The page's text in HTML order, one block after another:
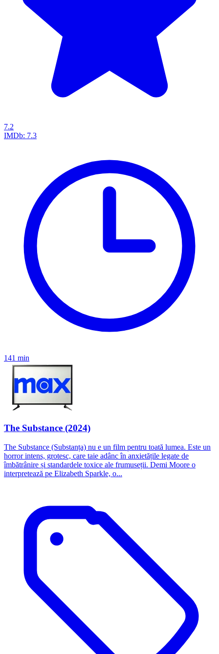
7.2
IMDb: 7.3
141 min
The Substance (2024)
The Substance (Substanța) nu e un film pentru toată lumea. Este un
horror intens, grotesc, care taie adânc în anxietățile legate de
îmbătrânire și standardele toxice ale frumuseții. Demi Moore o
interpretează pe Elizabeth Sparkle, o...